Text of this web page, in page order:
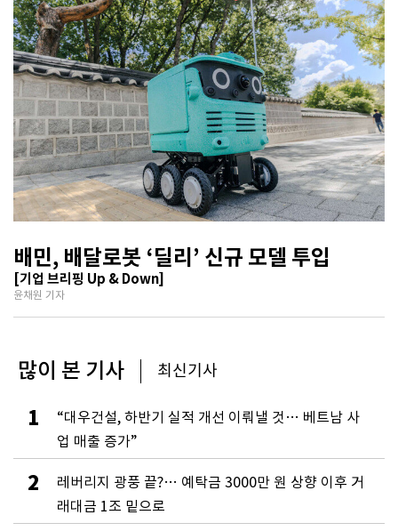
배민, 배달로봇 ‘딜리’ 신규 모델 투입
[기업 브리핑 Up & Down]
윤채원 기자
많이 본 기사 최신기사
1
“대우건설, 하반기 실적 개선 이뤄낼 것… 베트남 사
업 매출 증가”
2
레버리지 광풍 끝?… 예탁금 3000만 원 상향 이후 거
래대금 1조 밑으로